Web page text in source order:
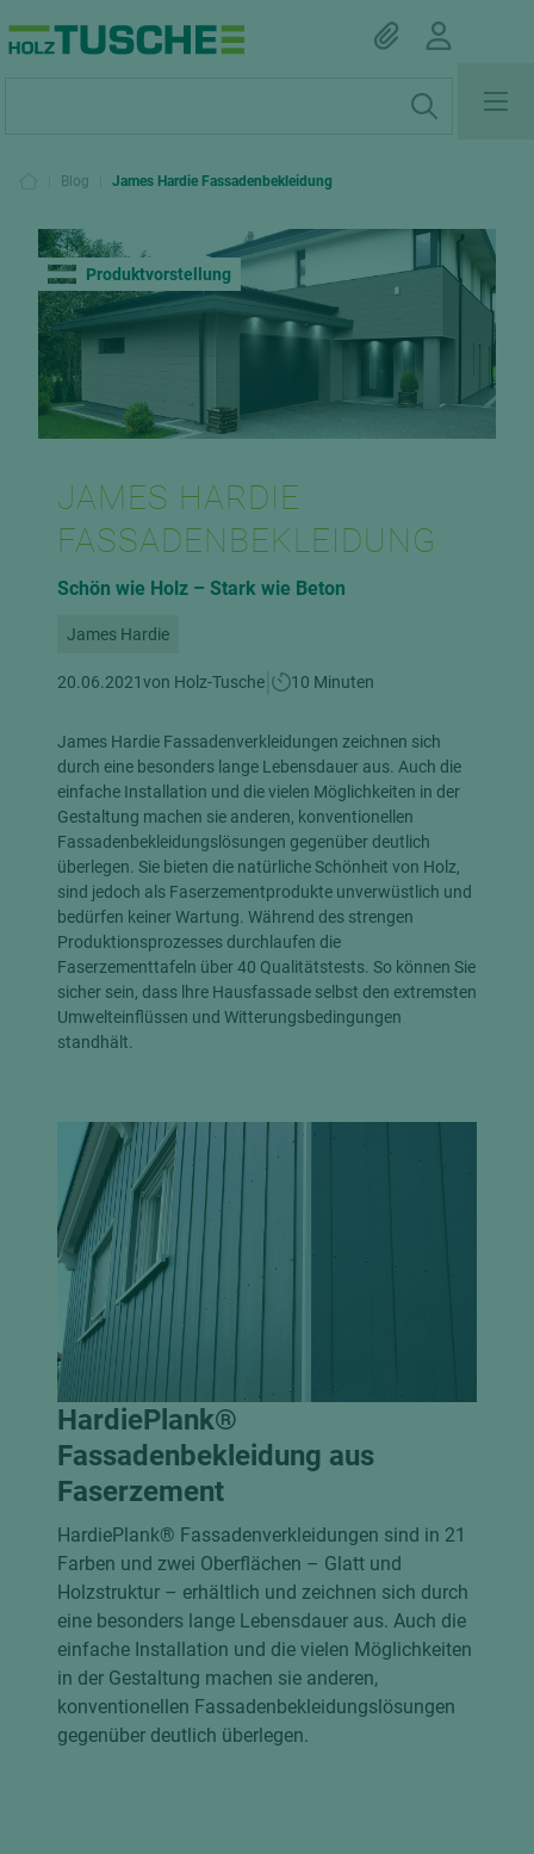
Blog James Hardie Fassadenbekleidung
Produktvorstellung
JAMES HARDIE
FASSADENBEKLEIDUNG
Schön wie Holz – Stark wie Beton
James Hardie
20.06.2021von Holz-Tusche 10 Minuten
James Hardie Fassadenverkleidungen zeichnen sich
durch eine besonders lange Lebensdauer aus. Auch die
einfache Installation und die vielen Möglichkeiten in der
Gestaltung machen sie anderen, konventionellen
Fassadenbekleidungslösungen gegenüber deutlich
überlegen. Sie bieten die natürliche Schönheit von Holz,
sind jedoch als Faserzementprodukte unverwüstlich und
bedürfen keiner Wartung. Während des strengen
Produktionsprozesses durchlaufen die
Faserzementtafeln über 40 Qualitätstests. So können Sie
sicher sein, dass lhre Hausfassade selbst den extremsten
Umwelteinflüssen und Witterungsbedingungen
standhält.
HardiePlank®
Fassadenbekleidung aus
Faserzement
HardiePlank® Fassadenverkleidungen sind in 21
Farben und zwei Oberflächen – Glatt und
Holzstruktur – erhältlich und zeichnen sich durch
eine besonders lange Lebensdauer aus. Auch die
einfache Installation und die vielen Möglichkeiten
in der Gestaltung machen sie anderen,
konventionellen Fassadenbekleidungslösungen
gegenüber deutlich überlegen.